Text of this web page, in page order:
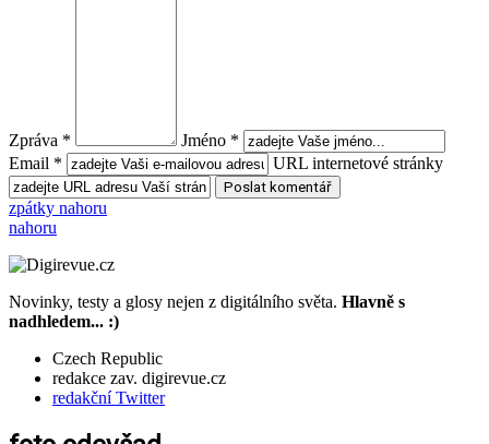
Zpráva *
Jméno *
Email *
URL internetové stránky
zpátky nahoru
nahoru
Novinky, testy a glosy nejen z digitálního světa. Hlavně s
nadhledem... :)
Czech Republic
redakce zav. digirevue.cz
redakční Twitter